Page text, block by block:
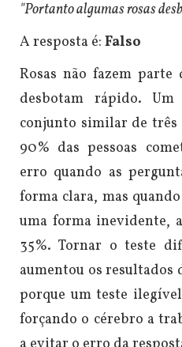
"Portanto algumas rosas
A resposta é: Falso
Rosas não fazem
desbotam rápido.
conjunto similar de três
90% das pessoas
erro quando as
forma clara, mas
uma forma inevidente,
35%.Tornar o teste
aumentou os resultados
porque um teste
forçando o cérebro a